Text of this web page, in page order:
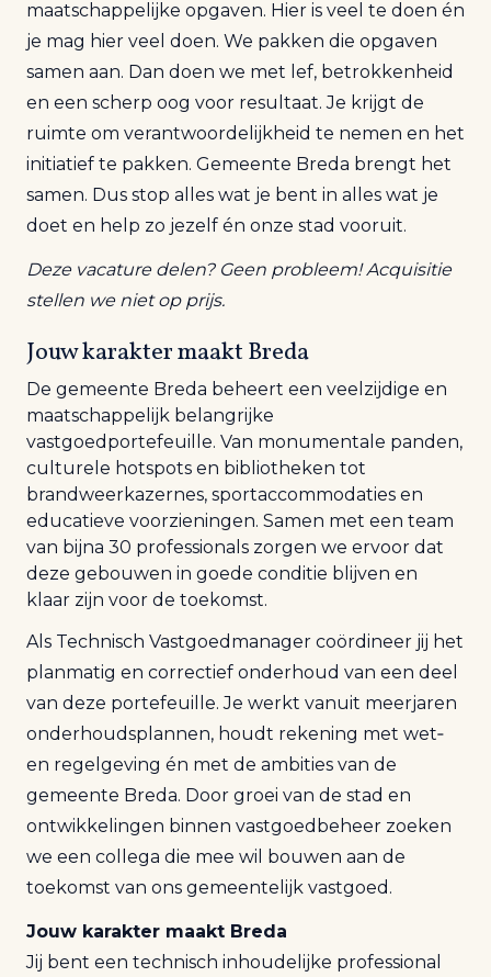
maatschappelijke opgaven. Hier is veel te doen én
je mag hier veel doen. We pakken die opgaven
samen aan. Dan doen we met lef, betrokkenheid
en een scherp oog voor resultaat. Je krijgt de
ruimte om verantwoordelijkheid te nemen en het
initiatief te pakken. Gemeente Breda brengt het
samen. Dus stop alles wat je bent in alles wat je
doet en help zo jezelf én onze stad vooruit.
Deze vacature delen? Geen probleem! Acquisitie
stellen we niet op prijs.
Jouw karakter maakt Breda
De gemeente Breda beheert een veelzijdige en
maatschappelijk belangrijke
vastgoedportefeuille. Van monumentale panden,
culturele hotspots en bibliotheken tot
brandweerkazernes, sportaccommodaties en
educatieve voorzieningen. Samen met een team
van bijna 30 professionals zorgen we ervoor dat
deze gebouwen in goede conditie blijven en
klaar zijn voor de toekomst.
Als Technisch Vastgoedmanager coördineer jij het
planmatig en correctief onderhoud van een deel
van deze portefeuille. Je werkt vanuit meerjaren
onderhoudsplannen, houdt rekening met wet‑
en regelgeving én met de ambities van de
gemeente Breda. Door groei van de stad en
ontwikkelingen binnen vastgoedbeheer zoeken
we een collega die mee wil bouwen aan de
toekomst van ons gemeentelijk vastgoed.
Jouw karakter maakt Breda
Jij bent een technisch inhoudelijke professional